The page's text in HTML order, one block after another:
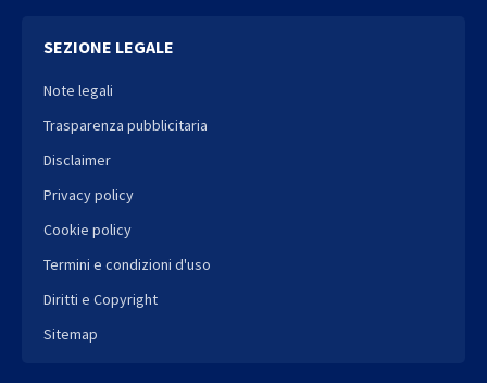
SEZIONE LEGALE
Note legali
Trasparenza pubblicitaria
Disclaimer
Privacy policy
Cookie policy
Termini e condizioni d'uso
Diritti e Copyright
Sitemap